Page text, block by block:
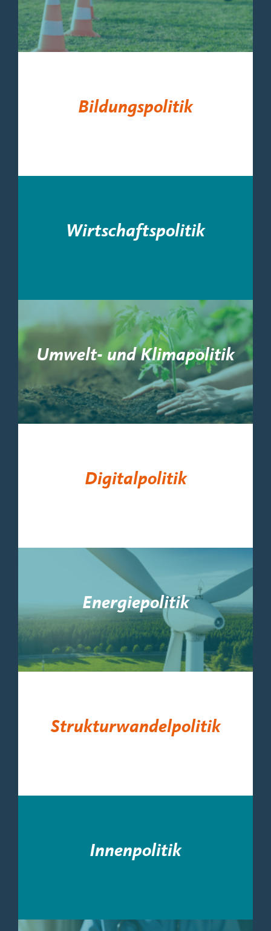
Bildungspolitik
Digitalpolitik
Wirtschaftspolitik
Umwelt- und Klimapolitik
Energiepolitik
Strukturwandelpolitik
Innenpolitik